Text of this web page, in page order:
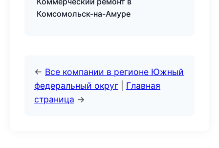
Комсомольск-на-Амуре
← Все компании в регионе Южный
федеральный округ
Главная
страница →